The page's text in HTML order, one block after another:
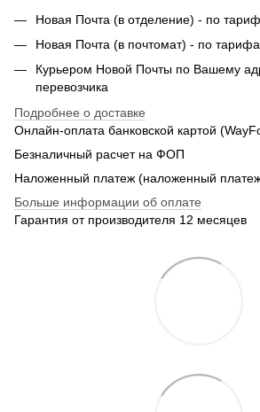
Новая Почта (в отделение) - по
Новая Почта (в почтомат) - по
Курьером Новой Почты по Вашему
перевозчика
Подробнее о доставке
Онлайн-оплата банковской картой
Безналичный расчет на ФОП
Наложенный платеж (наложенный
Больше информации об оплате
Гарантия от производителя 12 месяцев